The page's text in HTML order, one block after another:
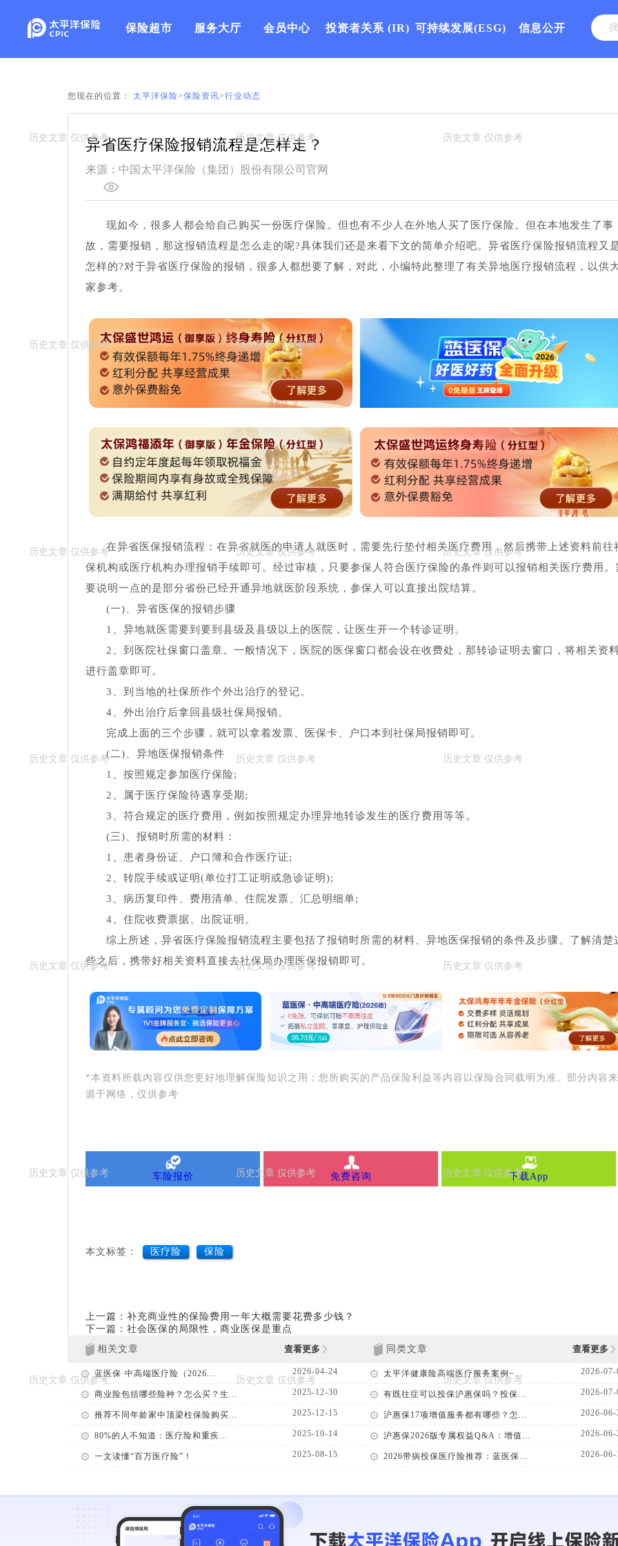
保险超市 服务大厅 会员中心 投资者关系 (IR) 可持续发展(ESG) 信息公开
您现在的位置： 太平洋保险>保险资讯>行业动态
异省医疗保险报销流程是怎样走？
来源：中国太平洋保险（集团）股份有限公司官网
现如今，很多人都会给自己购买一份医疗保险。但也有不少人在外地人买了医疗保险。但在本地发生了事
故，需要报销，那这报销流程是怎么走的呢?具体我们还是来看下文的简单介绍吧。异省医疗保险报销流程又
怎样的?对于异省医疗保险的报销，很多人都想要了解，对此，小编特此整理了有关异地医疗报销流程，以供
家参考。
在异省医保报销流程：在异省就医的申请人就医时，需要先行垫付相关医疗费用，然后携带上述资料前往
保机构或医疗机构办理报销手续即可。经过审核，只要参保人符合医疗保险的条件则可以报销相关医疗费用。
要说明一点的是部分省份已经开通异地就医阶段系统，参保人可以直接出院结算。
(一)、异省医保的报销步骤
1、异地就医需要到要到县级及县级以上的医院，让医生开一个转诊证明。
2、到医院社保窗口盖章。一般情况下，医院的医保窗口都会设在收费处，那转诊证明去窗口，将相关资
进行盖章即可。
3、到当地的社保所作个外出治疗的登记。
4、外出治疗后拿回县级社保局报销。
完成上面的三个步骤，就可以拿着发票、医保卡、户口本到社保局报销即可。
(二)、异地医保报销条件
1、按照规定参加医疗保险;
2、属于医疗保险待遇享受期;
3、符合规定的医疗费用，例如按照规定办理异地转诊发生的医疗费用等等。
(三)、报销时所需的材料：
1、患者身份证、户口簿和合作医疗证;
2、转院手续或证明(单位打工证明或急诊证明);
3、病历复印件、费用清单、住院发票、汇总明细单;
4、住院收费票据、出院证明。
综上所述，异省医疗保险报销流程主要包括了报销时所需的材料、异地医保报销的条件及步骤。了解清楚
些之后，携带好相关资料直接去社保局办理医保报销即可。
*本资料所载內容仅供您更好地理解保险知识之用；您所购买的产品保险利益等内容以保险合同载明为准。部分内容来
源于网络，仅供参考
车险报价 免费咨询 下载App
本文标签： 医疗险 保险
上一篇：补充商业性的保险费用一年大概需要花费多少钱？
下一篇：社会医保的局限性，商业医保是重点
相关文章
查看更多
蓝医保·中高端医疗险（2026... 2026-04-24
商业险包括哪些险种？怎么买？生... 2025-12-30
推荐不同年龄家中顶梁柱保险购买... 2025-12-15
80%的人不知道：医疗险和重疾... 2025-10-14
一文读懂“百万医疗险”！ 2025-08-15
同类文章 查看更多
太平洋健康险高端医疗服务案例~... 2026-07-
有既往症可以投保沪惠保吗？投保... 2026-07-
沪惠保17项增值服务都有哪些？怎... 2026-06-
沪惠保2026版专属权益Q&A：增值... 2026-06-
2026带病投保医疗险推荐：蓝医保... 2026-06-